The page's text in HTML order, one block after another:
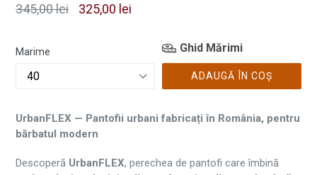
Preț
345,00 lei 325,00 lei
Marime Ghid Mărimi
ADAUGĂ ÎN COȘ
UrbanFLEX — Pantofii urbani fabricați în România, pentru
bărbatul modern
Descoperă UrbanFLEX, perechea de pantofi care îmbină